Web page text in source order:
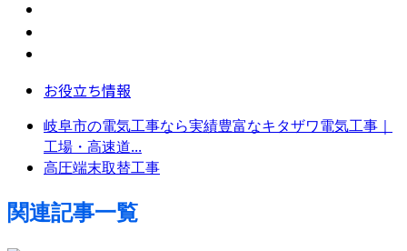
お役立ち情報
岐阜市の電気工事なら実績豊富なキタザワ電気工事｜
工場・高速道...
高圧端末取替工事
関連記事一覧